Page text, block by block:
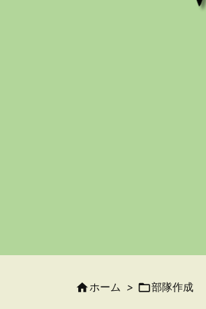
ホーム > 部隊作成